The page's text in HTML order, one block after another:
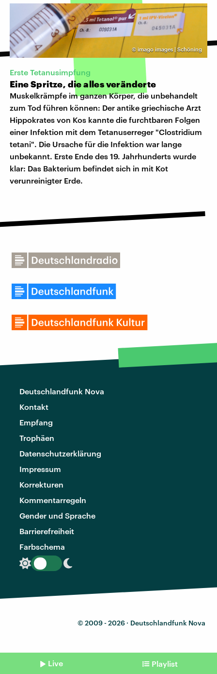
© imago images | Schöning
Erste Tetanusimpfung
Eine Spritze, die alles veränderte
Muskelkrämpfe im ganzen Körper, die unbehandelt
zum Tod führen können: Der antike griechische Arzt
Hippokrates von Kos kannte die furchtbaren Folgen
einer Infektion mit dem Tetanuserreger "Clostridium
tetani". Die Ursache für die Infektion war lange
unbekannt. Erste Ende des 19. Jahrhunderts wurde
klar: Das Bakterium befindet sich in mit Kot
verunreinigter Erde.
Deutschlandfunk Nova
Kontakt
Empfang
Trophäen
Datenschutzerklärung
Impressum
Korrekturen
Kommentarregeln
Gender und Sprache
Barrierefreiheit
Farbschema
© 2009 - 2026 · Deutschlandfunk Nova
Live Playlist